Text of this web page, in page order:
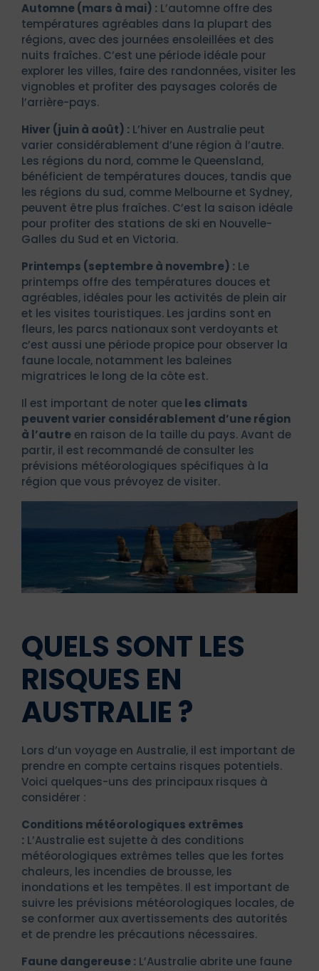
Automne (mars à mai) : L’automne offre des
températures agréables dans la plupart des
régions, avec des journées ensoleillées et des
nuits fraîches. C’est une période idéale pour
explorer les villes, faire des randonnées, visiter les
vignobles et profiter des paysages colorés de
l’arrière-pays.
Hiver (juin à août) : L’hiver en Australie peut
varier considérablement d’une région à l’autre.
Les régions du nord, comme le Queensland,
bénéficient de températures douces, tandis que
les régions du sud, comme Melbourne et Sydney,
peuvent être plus fraîches. C’est la saison idéale
pour profiter des stations de ski en Nouvelle-
Galles du Sud et en Victoria.
Printemps (septembre à novembre) : Le
printemps offre des températures douces et
agréables, idéales pour les activités de plein air
et les visites touristiques. Les jardins sont en
fleurs, les parcs nationaux sont verdoyants et
c’est aussi une période propice pour observer la
faune locale, notamment les baleines
migratrices le long de la côte est.
Il est important de noter queles climats
peuvent varier considérablement d’une région
à l’autreen raison de la taille du pays. Avant de
partir, il est recommandé de consulter les
prévisions météorologiques spécifiques à la
région que vous prévoyez de visiter.
QUELS SONT LES
RISQUES EN
AUSTRALIE ?
Lors d’un voyage en Australie, il est important de
prendre en compte certains risques potentiels.
Voici quelques-uns des principaux risques à
considérer :
Conditions météorologiques extrêmes
: L’Australie est sujette à des conditions
météorologiques extrêmes telles que les fortes
chaleurs, les incendies de brousse, les
inondations et les tempêtes. Il est important de
suivre les prévisions météorologiques locales, de
se conformer aux avertissements des autorités
et de prendre les précautions nécessaires.
Faune dangereuse : L’Australie abrite une faune